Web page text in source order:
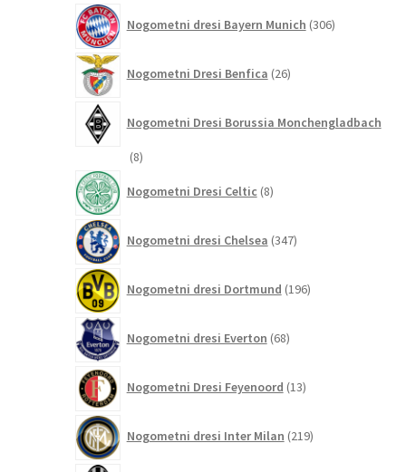
Nogometni dresi Bayern Munich 306izdelkov
Nogometni Dresi Benfica 26izdelkov
Nogometni Dresi Borussia Monchengladbach
88
Nogometni Dresi Celtic 8izdelkov
Nogometni dresi Chelsea 347izdelkov
Nogometni dresi Dortmund 196izdelkov
Nogometni dresi Everton 68izdelkov
Nogometni Dresi Feyenoord 13izdelkov
Nogometni dresi Inter Milan 219izdelkov